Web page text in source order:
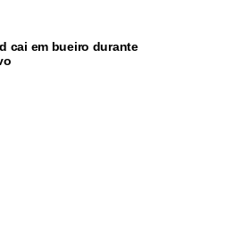
cai em bueiro durante